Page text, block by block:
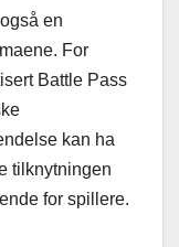
en
For
Battle Pass
kan ha
tilknytningen
for spillere.